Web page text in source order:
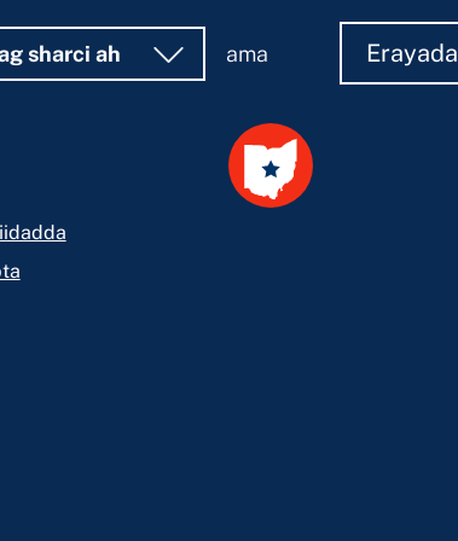
sharci ah ama
Raadi
Raadi